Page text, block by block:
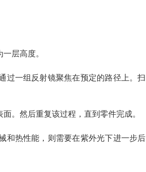
层高度。
过一组反射镜聚焦在预定的路径上。扫
。然后重复该过程，直到零件完成。
和热性能，则需要在紫外光下进一步后